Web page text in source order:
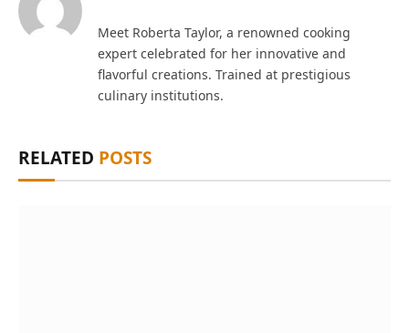
Meet Roberta Taylor, a renowned cooking
expert celebrated for her innovative and
flavorful creations. Trained at prestigious
culinary institutions.
RELATED POSTS